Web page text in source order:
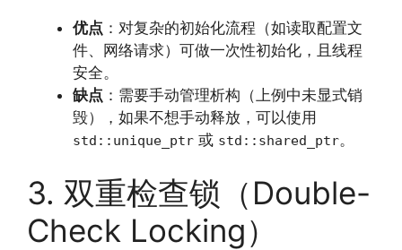
优点 ：对复杂的初始化流程（如读取配置文
件、网络请求）可做一次性初始化，且线程
安全。
缺点 ：需要手动管理析构（上例中未显式销
毁），如果不想手动释放，可以使用
std::unique_ptr 或 std::shared_ptr。
3. 双重检查锁（Double-
Check Locking）